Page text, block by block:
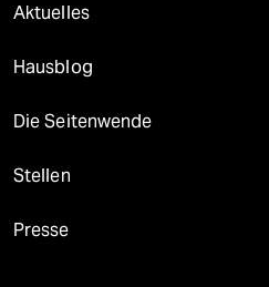
Aktuelles
Hausblog
Die Seitenwende
Stellen
Presse